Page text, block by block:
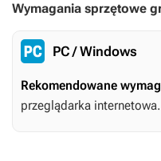
Wymagania sprzętowe
PC / Windows
Rekomendowane
przeglądarka internetowa.